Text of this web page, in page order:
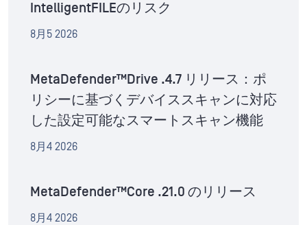
IntelligentFILEのリスク
8月5 2026
MetaDefender™Drive .4.7 リリース：ポ
リシーに基づくデバイススキャンに対応
した設定可能なスマートスキャン機能
8月4 2026
MetaDefender™Core .21.0 のリリース
8月4 2026